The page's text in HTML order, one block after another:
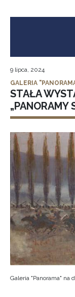
9 lipca, 2024
GALERIA
STAŁA
„PANORAMY
Galeria "Panorama" na